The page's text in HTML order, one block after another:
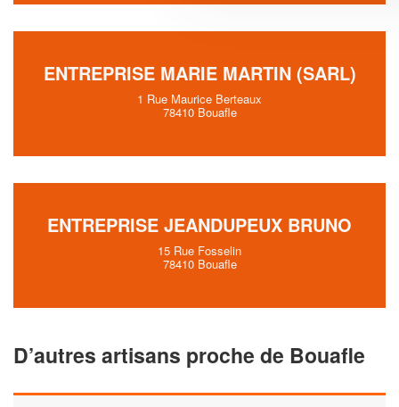
ENTREPRISE MARIE MARTIN (SARL)
1 Rue Maurice Berteaux
78410 Bouafle
ENTREPRISE JEANDUPEUX BRUNO
15 Rue Fosselin
78410 Bouafle
D’autres artisans proche de Bouafle